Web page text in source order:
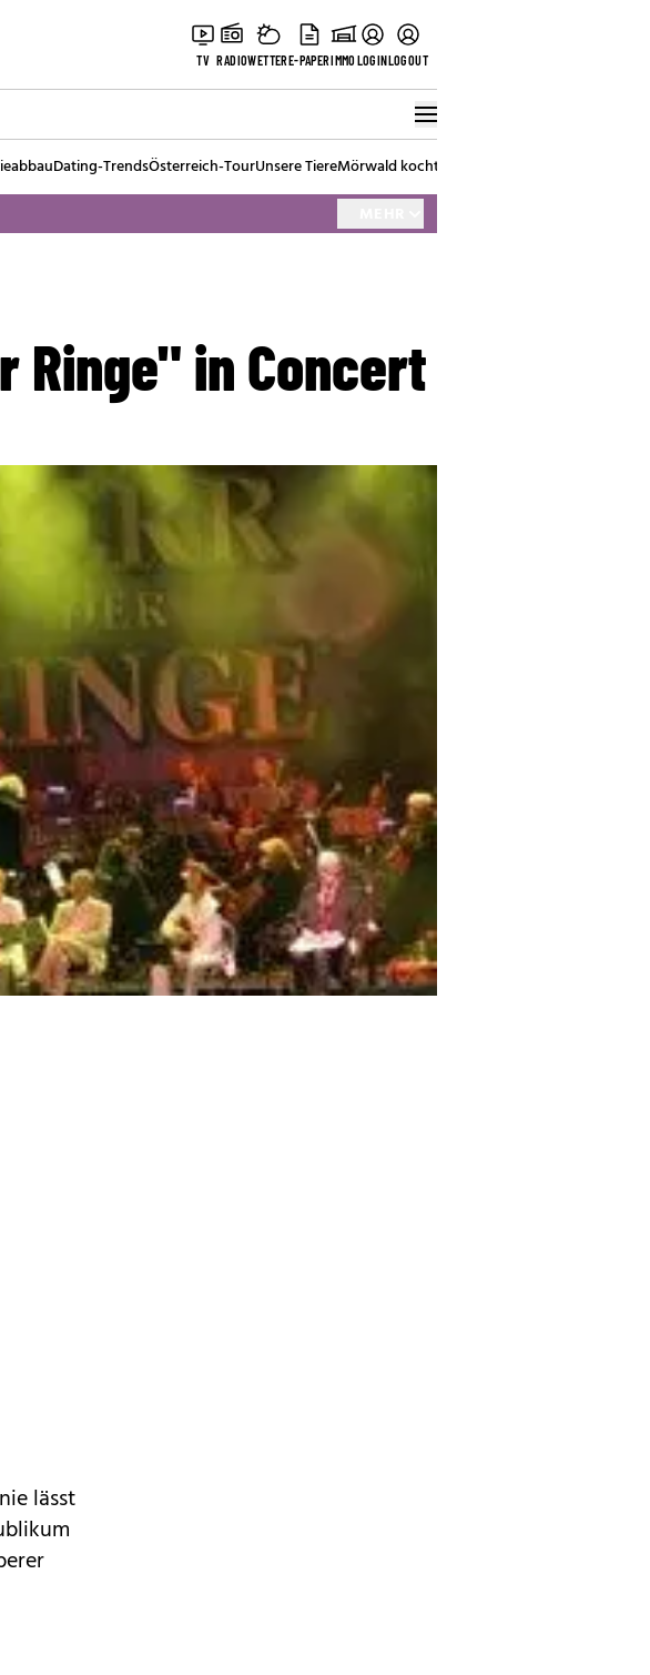
TV RADIOWETTERE-PAPERIMMOLOGINLOGOUT
Dating-TrendsÖsterreich-TourUnsere TiereMörwald kocht
Ringe" in Concert
lässt